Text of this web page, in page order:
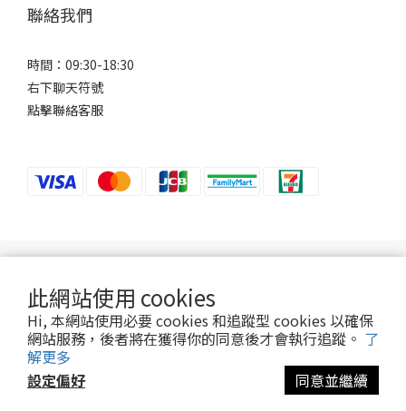
此網站使用 cookies
Hi, 本網站使用必要 cookies 和追蹤型 cookies 以確保
網站服務，後者將在獲得你的同意後才會執行追蹤。 了
解更多
設定偏好
同意並繼續
聯絡我們
時間：09:30-18:30
右下聊天符號
點擊聯絡客服
2024 ©Ani-Mall